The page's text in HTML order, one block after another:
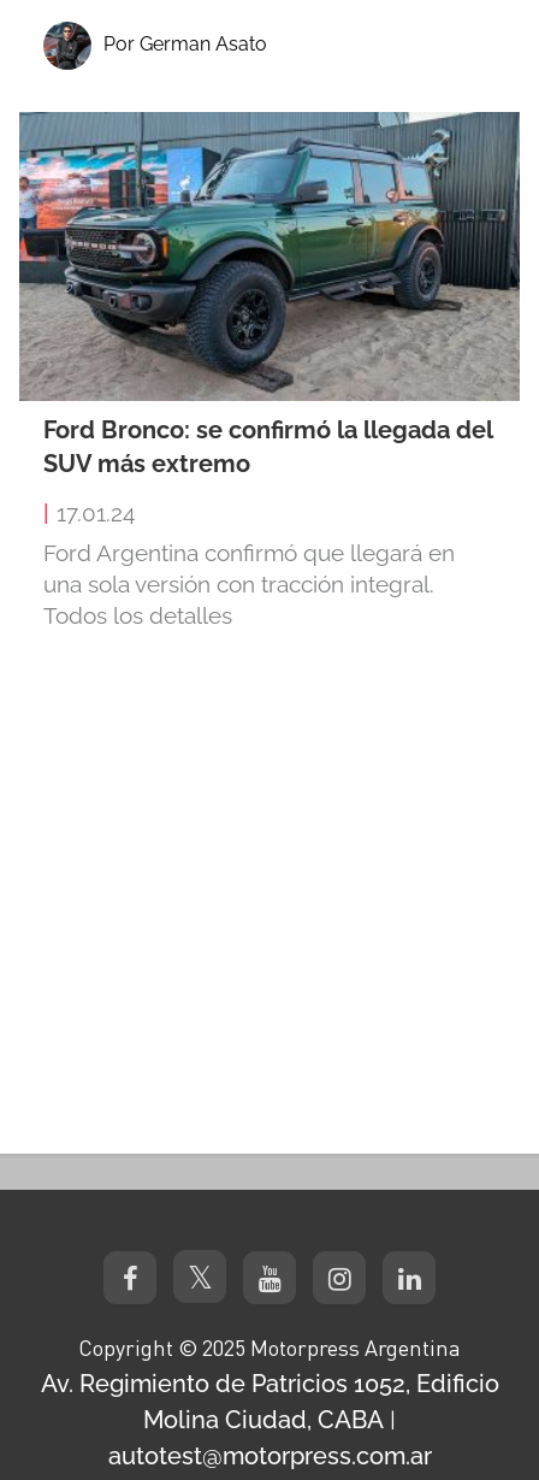
Por German Asato
Ford Bronco: se confirmó la llegada del
SUV más extremo
17.01.24
Ford Argentina confirmó que llegará en
una sola versión con tracción integral.
Todos los detalles
Copyright © 2025 Motorpress Argentina
Av. Regimiento de Patricios 1052, Edificio
Molina Ciudad, CABA |
autotest@motorpress.com.ar